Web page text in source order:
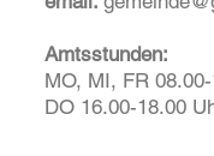
Amtsstunden:
MO, MI, FR
DO 16.00-18.00